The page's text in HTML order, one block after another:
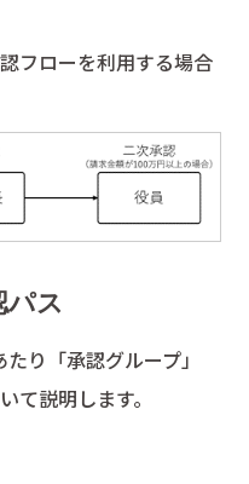
フローを利用する場合
パス
り「承認グループ」
て説明します。